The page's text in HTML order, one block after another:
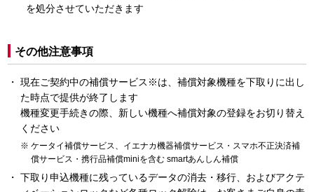
を処分させていただきます
その他注意事項
現在ご契約中の補償サービス※は、補償対象機種を下取りに出し
た時点で提供が終了します
機種変更手続きの際、新しい機種へ補償対象の登録をお切り替え
ください
ケータイ補償サービス、イエナカ機器補償サービス・スマホ不正決済補
償サービス・携行品補償miniを含む smartあんしん補償
下取り申込機種に残っているデータの消去・移行、およびアクテ